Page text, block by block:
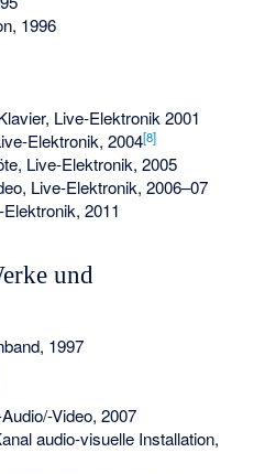
1996
Live-Elektronik 2001
Elektronik, 2004[8]
Live-Elektronik, 2005
Live-Elektronik, 2006–07
2011
und
1997
Video, 2007
audio-visuelle Installation,